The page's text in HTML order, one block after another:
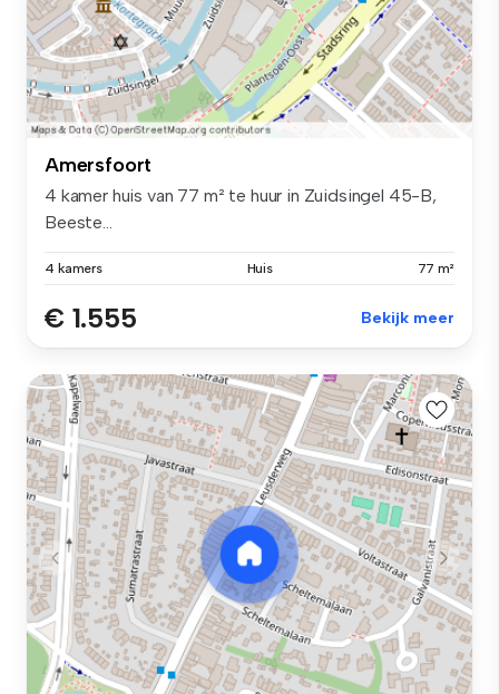
Amersfoort
4 kamer huis van 77 m² te huur in Zuidsingel 45-B,
Beeste...
4 kamers Huis 77 m²
€ 1.555 Bekijk meer